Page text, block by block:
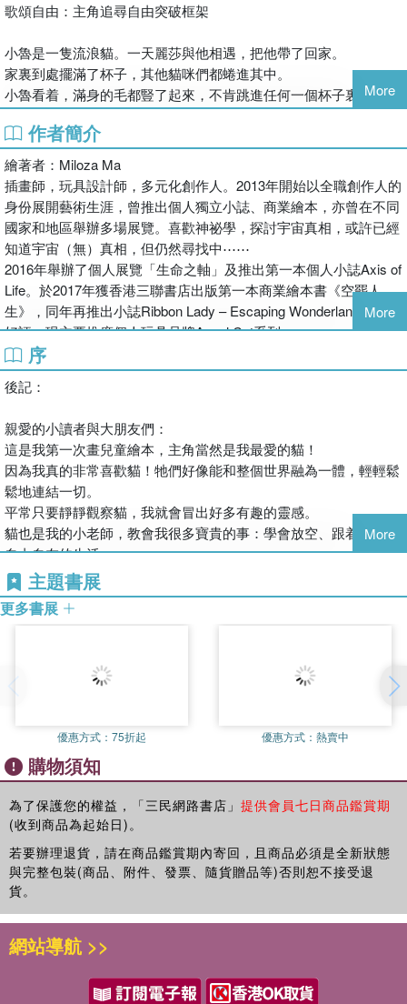
歌頌自由：主角追尋自由突破框架
小魯是一隻流浪貓。一天麗莎與他相遇，把他帶了回家。
家裏到處擺滿了杯子，其他貓咪們都蜷進其中。
小魯看着，滿身的毛都豎了起來，不肯跳進任何一個杯子裏⋯⋯
More
作者簡介
繪著者：Miloza Ma
插畫師，玩具設計師，多元化創作人。2013年開始以全職創作人的
身份展開藝術生涯，曾推出個人獨立小誌、商業繪本，亦曾在不同
國家和地區舉辦多場展覽。喜歡神祕學，探討宇宙真相，或許已經
知道宇宙（無）真相，但仍然尋找中⋯⋯
2016年舉辦了個人展覽「生命之軸」及推出第一本個人小誌Axis of
Life。於2017年獲香港三聯書店出版第一本商業繪本書《空罷人
生》，同年再推出小誌Ribbon Lady – Escaping Wonderland並得到
好評。現主要推廣個人玩具品牌Angel Cat系列。
More
序
後記：
親愛的小讀者與大朋友們：
這是我第一次畫兒童繪本，主角當然是我最愛的貓！
因為我真的非常喜歡貓！牠們好像能和整個世界融為一體，輕輕鬆
鬆地連結一切。
平常只要靜靜觀察貓，我就會冒出好多有趣的靈感。
貓也是我的小老師，教會我很多寶貴的事：學會放空、跟着心走、
自由自在的生活。
最神奇的是，貓好像有種無法抗拒的魔力，能瞬間融化每個人的
心，讓人忍不住就歡笑起來。
希望透過這本兒童繪本，一起放下那些把自己困住的想法，學像貓
More
主題書展
更多書展
優惠方式： 75折起 優惠方式： 熱賣中
購物須知
為了保護您的權益，「三民網路書店」 提供會員七日商品鑑賞期
(收到商品為起始日)。
若要辦理退貨，請在商品鑑賞期內寄回，且商品必須是全新狀態
與完整包裝(商品、附件、發票、隨貨贈品等)否則恕不接受退
貨。
網站導航 >>